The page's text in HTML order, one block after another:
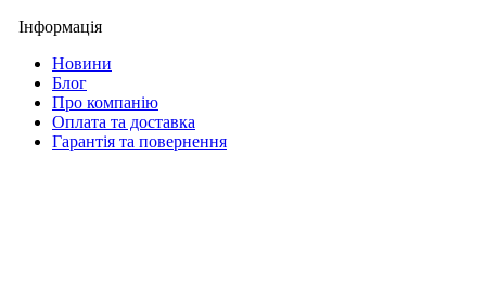
Інформація
Новини
Блог
Про компанію
Оплата та доставка
Гарантія та повернення